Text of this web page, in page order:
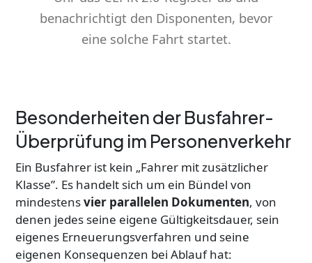
benachrichtigt den Disponenten, bevor
eine solche Fahrt startet.
Besonderheiten der Busfahrer-
Überprüfung im Personenverkehr
Ein Busfahrer ist kein „Fahrer mit zusätzlicher
Klasse”. Es handelt sich um ein Bündel von
mindestensvier parallelen Dokumenten, von
denen jedes seine eigene Gültigkeitsdauer, sein
eigenes Erneuerungsverfahren und seine
eigenen Konsequenzen bei Ablauf hat: